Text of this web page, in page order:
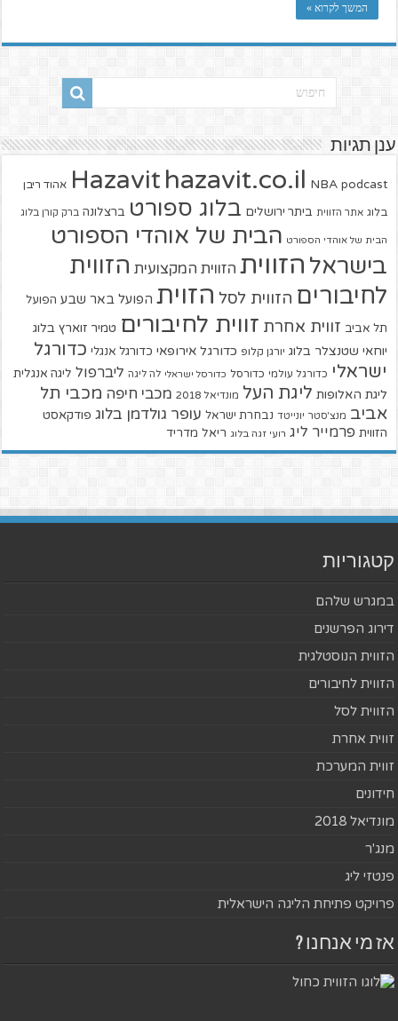
המשך לקרוא »
ענן תגיות
Hazavit hazavit.co.il NBA podcast אהוד ריבן
בלוג אתר הזווית ביתר ירושלים בלוג ספורט ברצלונה ברק קורן בלוג
הבית של אוהדי הספורט הבית של אוהדי הספורט
בישראל הזווית הזווית המקצועית הזווית
לחיבורים הזווית לסל הזוית הפועל באר שבע הפועל
תל אביב זווית אחרת זווית לחיבורים טמיר זוארץ בלוג
יוחאי שטנצלר בלוג יורגן קלופ כדורגל אירופאי כדורגל אנגלי כדורגל
ישראלי כדורגל עולמי כדורסל כדורסל ישראלי לה ליגה ליברפול ליגה אנגלית
ליגת האלופות ליגת העל מונדיאל 2018 מכבי חיפה מכבי תל
אביב מנצ'סטר יונייטד נבחרת ישראל עופר גולדמן בלוג פודקאסט
הזווית פרמייר ליג רועי זגה בלוג ריאל מדריד
קטגוריות
במגרש שלהם
דירוג הפרשנים
הזווית הנוסטלגית
הזווית לחיבורים
הזווית לסל
זווית אחרת
זווית המערכת
חידונים
מונדיאל 2018
מנג'ר
פנטזי ליג
פרויקט פתיחת הליגה הישראלית
אז מי אנחנו ?